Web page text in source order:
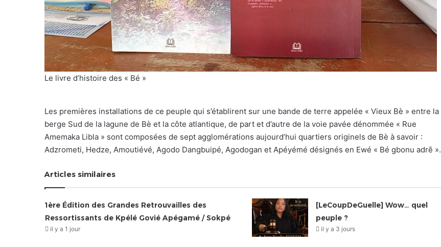
Le livre d’histoire des « Bé »
Les premières installations de ce peuple qui s’établirent sur une bande de terre appelée « Vieux Bè » entre la
berge Sud de la lagune de Bè et la côte atlantique, de part et d’autre de la voie pavée dénommée « Rue
Amemaka Libla » sont composées de sept agglomérations aujourd’hui quartiers originels de Bè à savoir :
Adzrometi, Hedze, Amoutiévé, Agodo Dangbuipé, Agodogan et Apéyémé désignés en Ewé « Bé gbonu adrē ».
Articles similaires
1ère Édition des Grandes Retrouvailles des
Ressortissants de Kpélé Govié Apégamé / Sokpé
il y a 1 jour
[LeCoupDeGuelle] Wow… quel
peuple ?
il y a 3 jours